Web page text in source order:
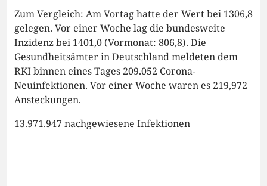
Zum Vergleich: Am Vortag hatte der Wert bei 1306,8
gelegen. Vor einer Woche lag die bundesweite
Inzidenz bei 1401,0 (Vormonat: 806,8). Die
Gesundheitsämter in Deutschland meldeten dem
RKI binnen eines Tages 209.052 Corona-
Neuinfektionen. Vor einer Woche waren es 219,972
Ansteckungen.
13.971.947 nachgewiesene Infektionen